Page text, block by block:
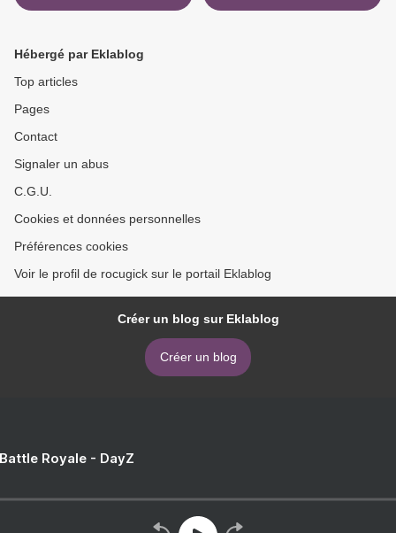
maille par maille - Toutes
Hertner 9782344038642
(Litterature Francaise)
Dies en francais
Hébergé par Eklablog
Top articles
Pages
Contact
Signaler un abus
C.G.U.
Cookies et données personnelles
Préférences cookies
Voir le profil de rocugick sur le portail Eklablog
Créer un blog sur Eklablog
Créer un blog
Royale - DayZ